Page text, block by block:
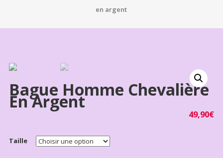
en argent
Bague Homme Chevalière
En Argent
49,90€
Taille